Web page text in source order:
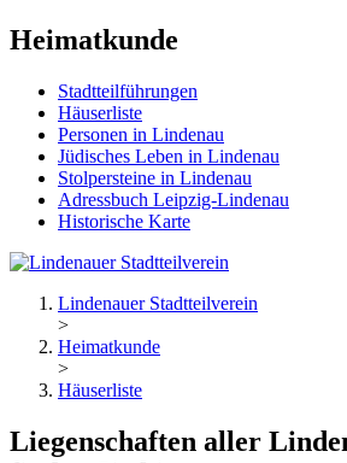
Heimatkunde
Stadtteilführungen
Häuserliste
Personen in Lindenau
Jüdisches Leben in Lindenau
Stolpersteine in Lindenau
Adressbuch Leipzig-Lindenau
Historische Karte
Lindenauer Stadtteilverein
>
Heimatkunde
>
Häuserliste
Liegenschaften aller